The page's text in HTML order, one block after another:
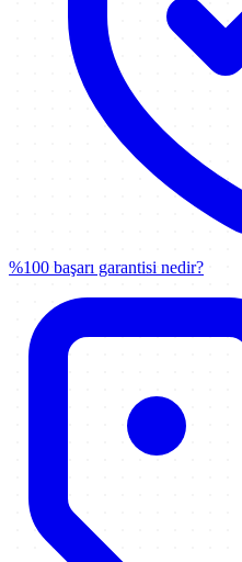
%100 başarı garantisi nedir?